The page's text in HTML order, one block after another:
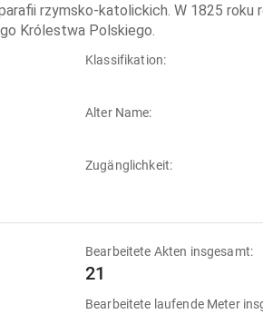
rzymsko-katolickich. W 1825 roku
Królestwa Polskiego.
Klassifikation:
Alter Name:
Zugänglichkeit:
Bearbeitete Akten insgesamt:
21
Bearbeitete laufende Meter